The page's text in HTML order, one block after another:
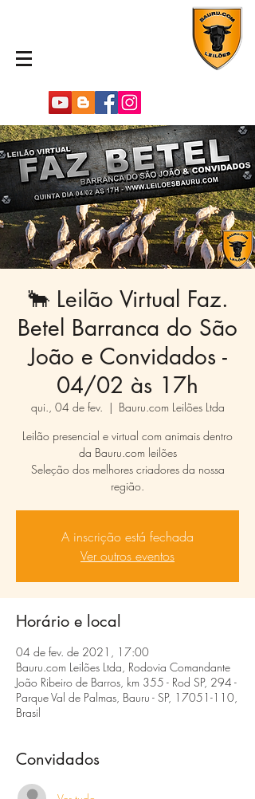
🐂 Leilão Virtual Faz.
Betel Barranca do São
João e Convidados -
04/02 às 17h
qui., 04 de fev.
  |
Bauru.com Leilões Ltda
Leilão presencial e virtual com animais dentro
da Bauru.com leilões
Seleção dos melhores criadores da nossa
região.
A inscrição está fechada
Ver outros eventos
Horário e local
04 de fev. de 2021, 17:00
Bauru.com Leilões Ltda, Rodovia Comandante
João Ribeiro de Barros, km 355 - Rod SP, 294 -
Parque Val de Palmas, Bauru - SP, 17051-110,
Brasil
Convidados